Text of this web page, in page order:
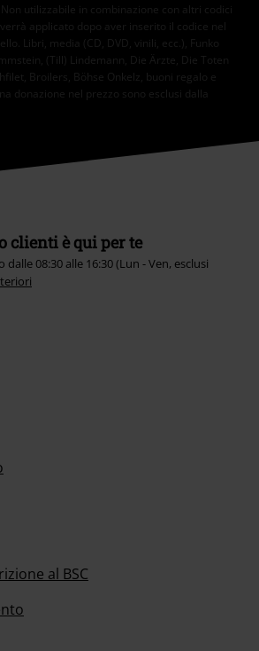
utilizzabile in combinazione con altri codici
applicato dopo aver inserito il codice nel
Libri, media (CD, DVD, vinili, ecc.), Funko
(Till) Lindemann, Die Ärzte, Die Toten
Broilers, Böhse Onkelz, buoni regalo e
donazione nel prezzo sono esclusi dalla
clienti è qui per te
08:30 alle 16:30 (Lun - Ven, esclusi
al BSC